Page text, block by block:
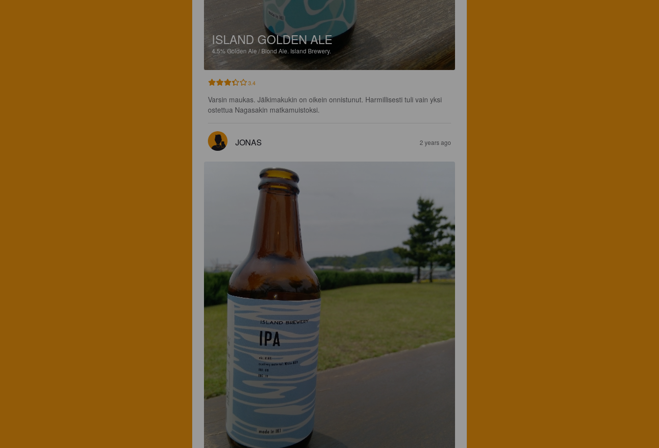
ISLAND GOLDEN ALE
4.5%Golden Ale / Blond Ale. Island Brewery.
3.4
Varsin maukas. Jälkimakukin on oikein onnistunut. Harmillisesti tuli vain yksi
ostettua Nagasakin matkamuistoksi.
JONAS 2 years ago